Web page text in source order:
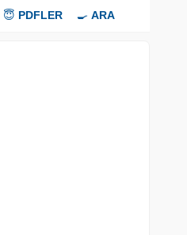
😇 PDFLER 🍳 ARA